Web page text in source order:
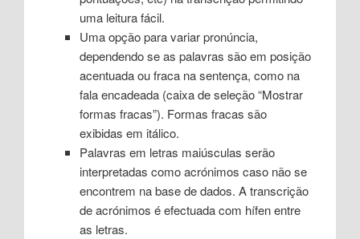
uma leitura fácil.
Uma opção para variar pronúncia,
dependendo se as palavras são em posição
acentuada ou fraca na sentença, como na
fala encadeada (caixa de seleção “Mostrar
formas fracas”). Formas fracas são
exibidas em itálico.
Palavras em letras maiúsculas serão
interpretadas como acrónimos caso não se
encontrem na base de dados. A transcrição
de acrónimos é efectuada com hífen entre
as letras.